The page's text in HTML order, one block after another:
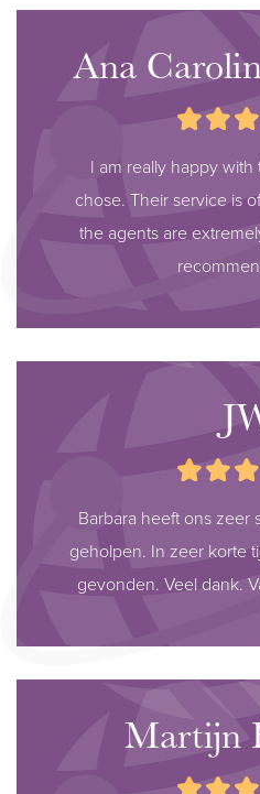
Ana
I am really happy with
chose. Their service is
the agents are
Barbara heeft ons zeer
geholpen. In zeer korte
gevonden. Veel dank.
Martijn